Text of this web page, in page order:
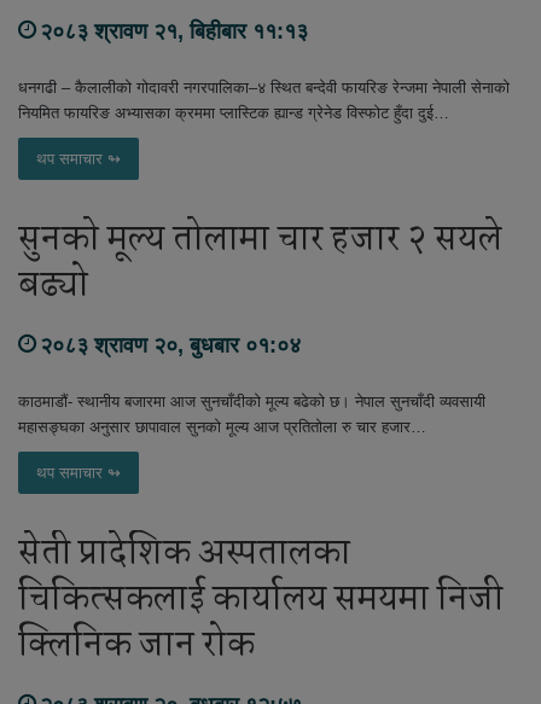
२०८३ श्रावण २१, बिहीबार ११:१३
धनगढी – कैलालीको गोदावरी नगरपालिका–४ स्थित बन्देवी फायरिङ रेन्जमा नेपाली सेनाको
नियमित फायरिङ अभ्यासका क्रममा प्लास्टिक ह्यान्ड ग्रेनेड विस्फोट हुँदा दुई…
थप समाचार ↬
सुनको मूल्य तोलामा चार हजार २ सयले
बढ्यो
२०८३ श्रावण २०, बुधबार ०१:०४
काठमाडौं- स्थानीय बजारमा आज सुनचाँदीको मूल्य बढेको छ। नेपाल सुनचाँदी व्यवसायी
महासङ्घका अनुसार छापावाल सुनको मूल्य आज प्रतितोला रु चार हजार…
थप समाचार ↬
सेती प्रादेशिक अस्पतालका
चिकित्सकलाई कार्यालय समयमा निजी
क्लिनिक जान रोक